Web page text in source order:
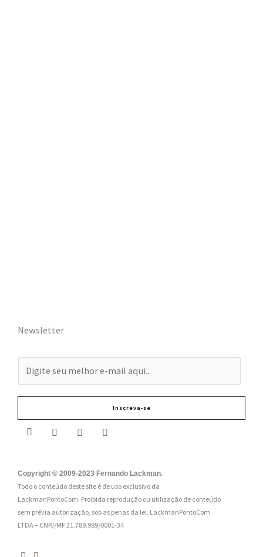
Newsletter
-
m
a
:
*
Inscreva-se
Copyright © 2009-2023 Fernando Lackman.
Todo o conteúdo deste site é de uso exclusivo da
LackmanPontoCom. Proibida reprodução ou utilização de conteúdo
sem prévia autorização, sob as penas da lei. LackmanPontoCom
LTDA – CNPJ/MF 21.789.989/0001-34